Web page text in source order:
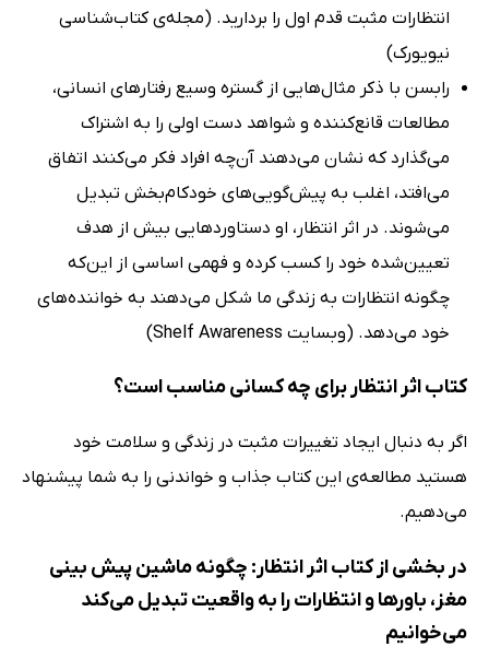
انتظارات مثبت قدم اول را بردارید. (مجله‌ی کتاب‌شناسی
نیویورک)
رابسن با ذکر مثال‌هایی از گستره‌ وسیع رفتارهای انسانی،
مطالعات قانع‌کننده و شواهد دست اولی را به اشتراک
می‌گذارد که نشان می‌دهند آن‌چه افراد فکر می‌کنند اتفاق
می‌افتد، اغلب به پیش‌گویی‌های خودکام‌بخش تبدیل
می‌شوند. در اثر انتظار، او دستاوردهایی بیش از هدف
تعیین‌شده خود را کسب کرده و فهمی اساسی از این‌که
چگونه انتظارات به زندگی ما شکل می‌دهند به خواننده‌های
خود می‌دهد. (وبسایت Shelf Awareness)
کتاب اثر انتظار برای چه کسانی مناسب است؟
اگر به دنبال ایجاد تغییرات مثبت در زندگی و سلامت خود
هستید مطالعه‌ی این کتاب جذاب و خواندنی را به شما پیشنهاد
می‌دهیم.
در بخشی از کتاب اثر انتظار: چگونه ماشین پیش بینی
مغز، باورها و انتظارات را به واقعیت تبدیل می‌کند
می‌خوانیم